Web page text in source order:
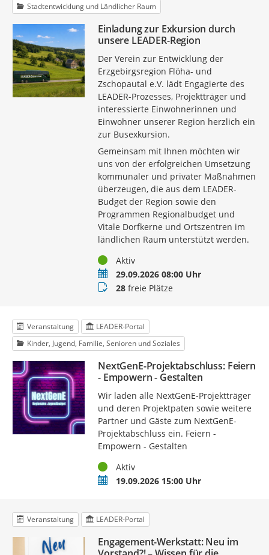
Stadtentwicklung und Ländlicher Raum
Einladung zur Exkursion durch
unsere LEADER-Region
Der Verein zur Entwicklung der
Erzgebirgsregion Flöha- und
Zschopautal e.V. lädt Engagierte des
LEADER-Prozesses, Projektträger und
interessierte Einwohnerinnen und
Einwohner unserer Region herzlich ein
zur Busexkursion.
Gemeinsam mit Ihnen möchten wir
uns von der erfolgreichen Umsetzung
kommunaler und privater Maßnahmen
überzeugen, die aus dem LEADER-
Budget der Region sowie den
Programmen Regionalbudget und
Vitale Dorfkerne und Ortszentren im
ländlichen Raum unterstützt werden.
StatusAktiv
Termin29.09.2026 08:00 Uhr
Buchungsstatus
28freie Plätze
Veranstaltung
LEADER-Portal
Kinder, Jugend, Familie, Senioren und Soziales
NextGenE-Projektabschluss: Feiern
- Empowern - Gestalten
Wir laden alle NextGenE-Projektträger
und deren Projektpaten sowie weitere
Partner und Gäste zum NextGenE-
Projektabschluss ein. Feiern -
Empowern - Gestalten
StatusAktiv
Termin19.09.2026 15:00 Uhr
Veranstaltung LEADER-Portal
Engagement-Werkstatt: Neu im